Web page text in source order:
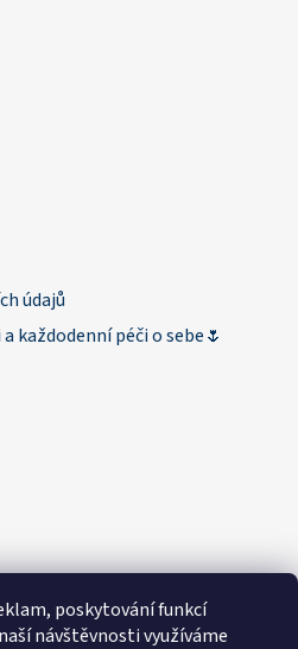
poskytování funkcí
návštěvnosti využíváme
údajů
každodenní péči o sebe🌷